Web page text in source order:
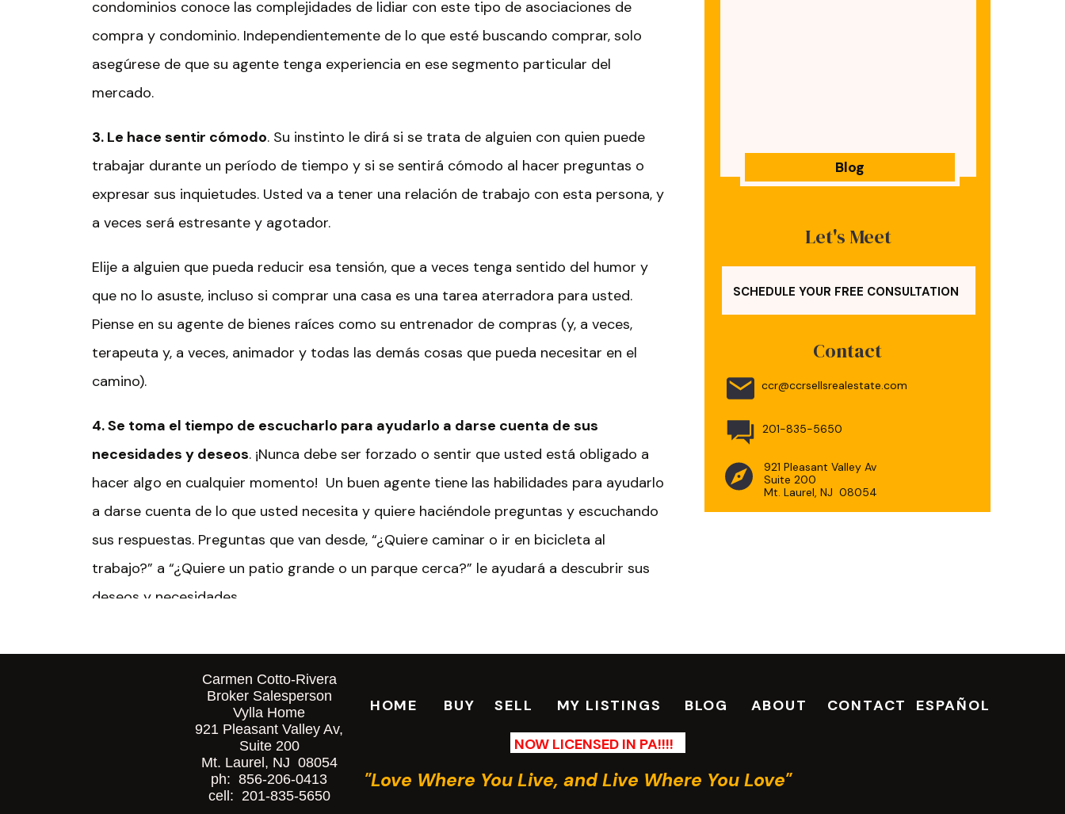
condominios conoce las complejidades de lidiar con este tipo de asociaciones de
compra y condominio. Independientemente de lo que esté buscando comprar, solo
asegúrese de que su agente tenga experiencia en ese segmento particular del
mercado.
3. Le hace sentir cómodo. Su instinto le dirá si se trata de alguien con quien puede
trabajar durante un período de tiempo y si se sentirá cómodo al hacer preguntas o
expresar sus inquietudes. Usted va a tener una relación de trabajo con esta persona, y
a veces será estresante y agotador.
Elije a alguien que pueda reducir esa tensión, que a veces tenga sentido del humor y
que no lo asuste, incluso si comprar una casa es una tarea aterradora para usted.
Piense en su agente de bienes raíces como su entrenador de compras (y, a veces,
terapeuta y, a veces, animador y todas las demás cosas que pueda necesitar en el
camino).
4. Se toma el tiempo de escucharlo para ayudarlo a darse cuenta de sus
necesidades y deseos. ¡Nunca debe ser forzado o sentir que usted está obligado a
hacer algo en cualquier momento! Un buen agente tiene las habilidades para ayudarlo
a darse cuenta de lo que usted necesita y quiere haciéndole preguntas y escuchando
sus respuestas. Preguntas que van desde, “¿Quiere caminar o ir en bicicleta al
trabajo?” a “¿Quiere un patio grande o un parque cerca?” le ayudará a descubrir sus
deseos y necesidades.
comenzar a visitar los hogares. Un agente que tiene en mente lo mejor para usted
sabrá que no está buscando solo una casa o un condominio, sino un lugar al que pueda
llamar “mi casa”. Y lo más importante, se enfoca en encontrar el hogar adecuado para
USTED y nadie más.
5. Respeta su tiempo Y su horario. Su agente sabe que usted está ocupado, por lo
Let's Meet
Contact
201-835-5650
921 Pleasant Valley Av
Suite 200
Mt. Laurel, NJ 08054
ccr@ccrsellsrealestate.com
Blog
SCHEDULE YOUR FREE CONSULTATION
CONTACT
ABOUT
BLOG
MY LISTINGS
SELL
BUY
HOME
Carmen Cotto-Rivera
Broker Salesperson
Vylla Home
921 Pleasant Valley Av,
Suite 200
Mt. Laurel, NJ 08054
ph: 856-206-0413
cell: 201-835-5650
ESPAÑOL
"Love Where You Live, and Live Where You Love"
NOW LICENSED IN PA!!!!